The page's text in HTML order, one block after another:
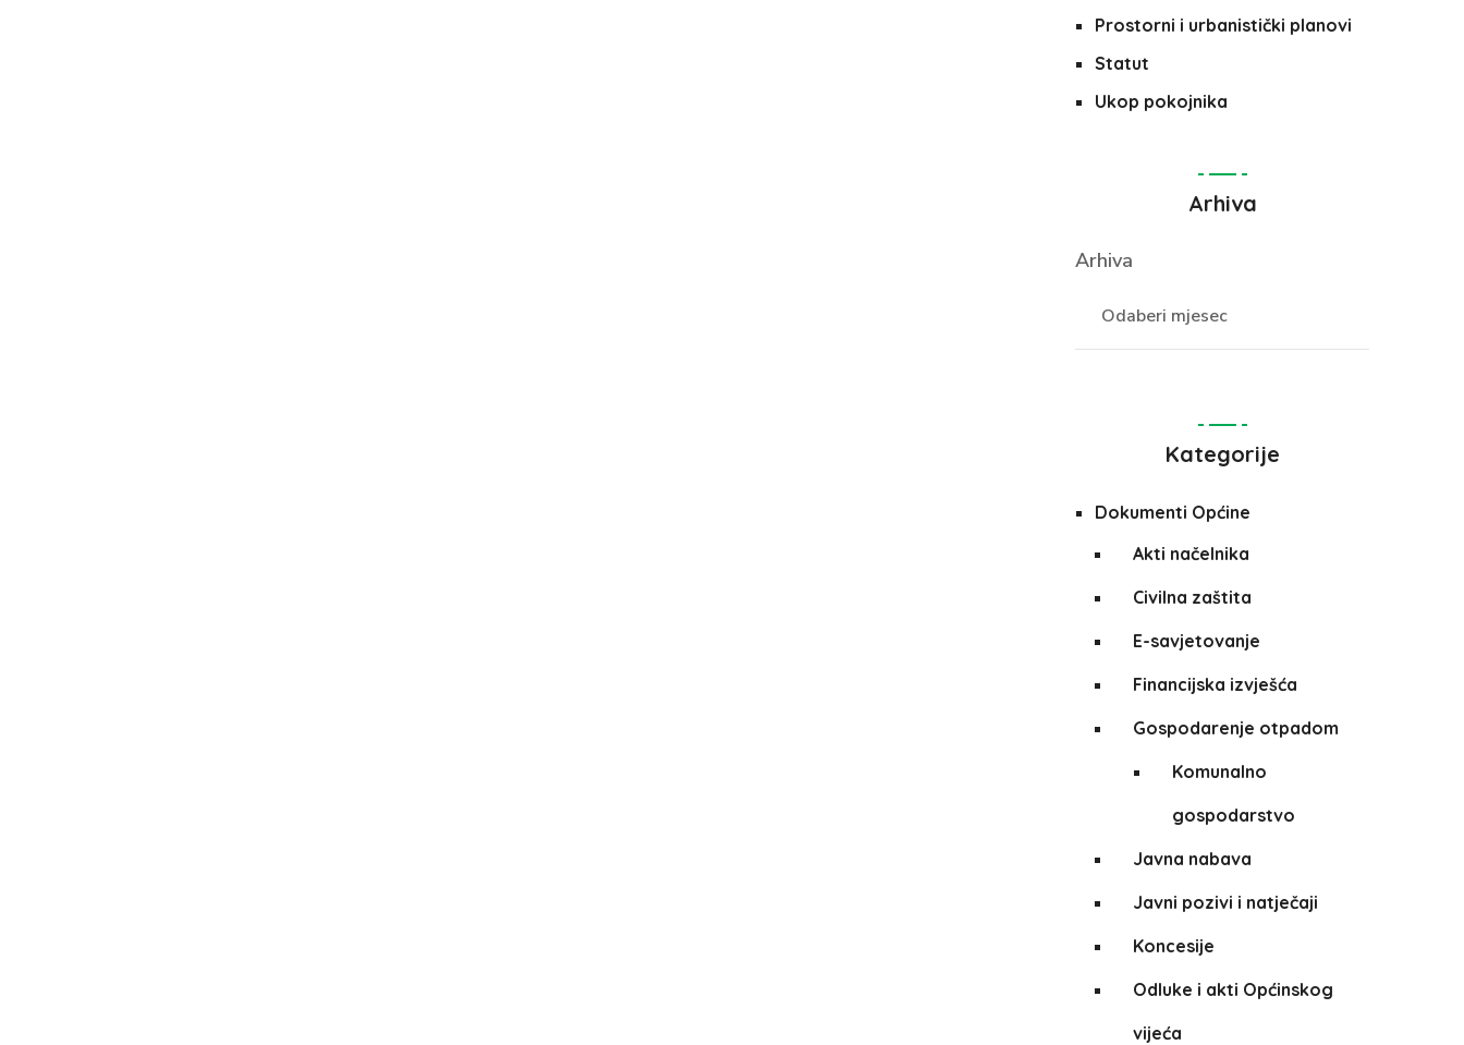
Prostorni i urbanistički planovi
Statut
Ukop pokojnika
Arhiva
Arhiva
Kategorije
Dokumenti Općine
Akti načelnika
Civilna zaštita
E-savjetovanje
Financijska izvješća
Gospodarenje otpadom
Komunalno
gospodarstvo
Javna nabava
Javni pozivi i natječaji
Koncesije
Odluke i akti Općinskog
vijeća